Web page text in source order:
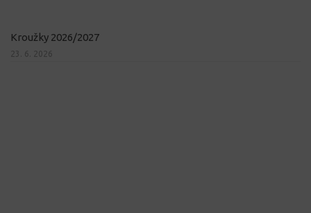
Kroužky 2026/2027
23. 6. 2026